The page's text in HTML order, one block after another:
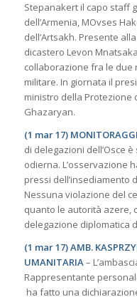
Stepanakert il capo staff
dell’Armenia, MOvses
dell’Artsakh. Presente
dicastero Levon
collaborazione fra le due
militare. In giornata il
ministro della Protezione
Ghazaryan.
(1 mar 17)
di delegazioni dell’Osce
odierna. L’osservazione
pressi dell’insediamento
Nessuna violazione del
quanto le autorità azere,
delegazione diplomatica
(1 mar 17) AMB.
UMANITARIA–
Rappresentante
ha fatto una